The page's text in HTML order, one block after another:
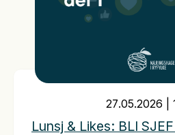
27.05.2026
Lunsj & Likes: BLI